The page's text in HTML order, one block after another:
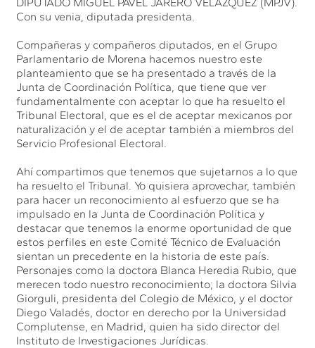
Con su venia, diputada presidenta.
Compañeras y compañeros diputados, en el Grupo
Parlamentario de Morena hacemos nuestro este
planteamiento que se ha presentado a través de la
Junta de Coordinación Política, que tiene que ver
fundamentalmente con aceptar lo que ha resuelto el
Tribunal Electoral, que es el de aceptar mexicanos por
naturalización y el de aceptar también a miembros del
Servicio Profesional Electoral.
Ahí compartimos que tenemos que sujetarnos a lo que
ha resuelto el Tribunal. Yo quisiera aprovechar, también
para hacer un reconocimiento al esfuerzo que se ha
impulsado en la Junta de Coordinación Política y
destacar que tenemos la enorme oportunidad de que
estos perfiles en este Comité Técnico de Evaluación
sientan un precedente en la historia de este país.
Personajes como la doctora Blanca Heredia Rubio, que
merecen todo nuestro reconocimiento; la doctora Silvia
Giorguli, presidenta del Colegio de México, y el doctor
Diego Valadés, doctor en derecho por la Universidad
Complutense, en Madrid, quien ha sido director del
Instituto de Investigaciones Jurídicas.